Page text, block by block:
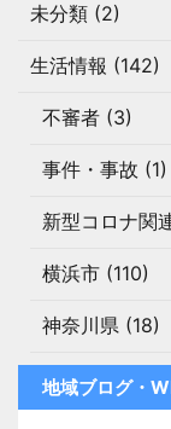
未分類 (2)
生活情報 (142)
不審者 (3)
事件・事故 (1)
新型コロナ関
横浜市 (110)
神奈川県 (18)
地域ブログ・